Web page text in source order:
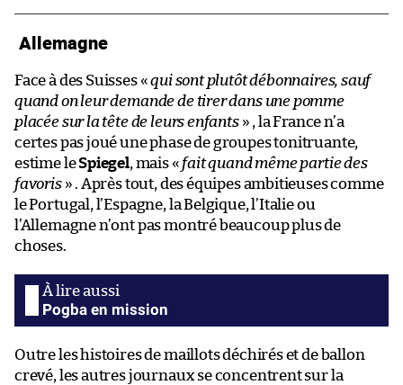
Allemagne
Face à des Suisses «qui sont plutôt débonnaires, sauf
quand on leur demande de tirer dans une pomme
placée sur la tête de leurs enfants» , la France n’a
certes pas joué une phase de groupes tonitruante,
estime leSpiegel, mais « fait quand même partie des
favoris» . Après tout, des équipes ambitieuses comme
le Portugal, l’Espagne, la Belgique, l’Italie ou
l’Allemagne n’ont pas montré beaucoup plus de
choses.
Pogba en mission
Outre les histoires de maillots déchirés et de ballon
crevé, les autres journaux se concentrent sur la